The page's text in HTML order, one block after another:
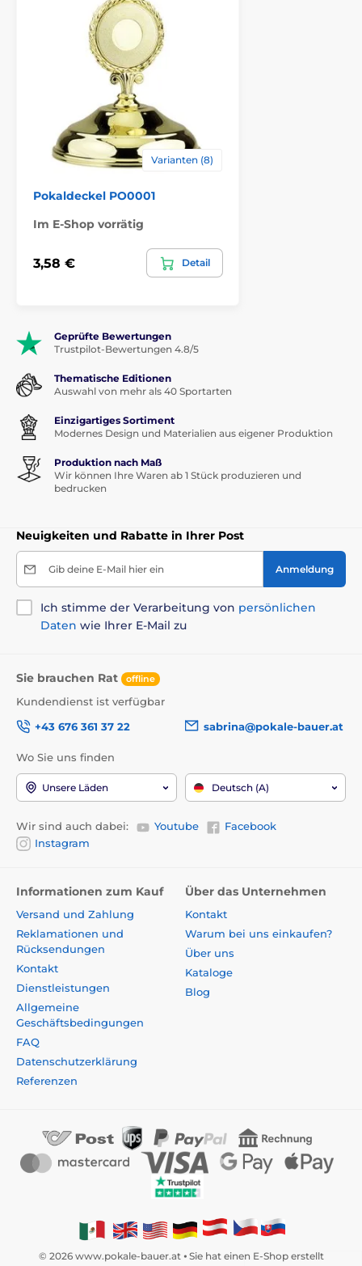
Varianten (8)
Pokaldeckel PO0001
Im E-Shop vorrätig
3,58 € Detail
Geprüfte Bewertungen
Trustpilot-Bewertungen 4.8/5
Thematische Editionen
Auswahl von mehr als 40 Sportarten
Einzigartiges Sortiment
Modernes Design und Materialien aus eigener Produktion
Produktion nach Maß
Wir können Ihre Waren ab 1 Stück produzieren und
bedrucken
Neuigkeiten und Rabatte in Ihrer Post
Gib deine E-Mail hier ein Anmeldung
Ich stimme der Verarbeitung von persönlichen
Daten wie Ihrer E-Mail zu
Sie brauchen Rat offline
Kundendienst ist verfügbar
+43 676 361 37 22
sabrina@pokale-bauer.at
Wo Sie uns finden
Unsere Läden Deutsch (A)
Wir sind auch dabei: Youtube
Facebook
Instagram
Informationen zum Kauf
Versand und Zahlung
Reklamationen und
Rücksendungen
Kontakt
Dienstleistungen
Allgemeine
Geschäftsbedingungen
FAQ
Datenschutzerklärung
Referenzen
Über das Unternehmen
Kontakt
Warum bei uns einkaufen?
Über uns
Kataloge
Blog
© 2026 www.pokale-bauer.at ⦁ Sie hat einen E-Shop erstellt